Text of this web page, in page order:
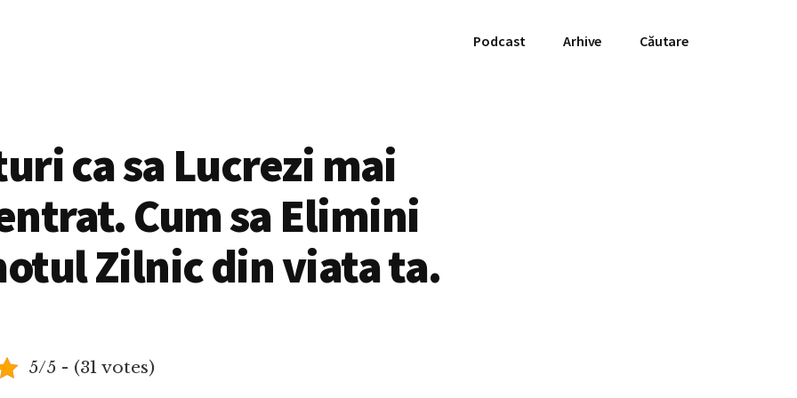
Podcast Arhive Căutare
ca sa Lucrezi mai
Cum sa Elimini
Zilnic din viata ta.
5/5 - (31 votes)